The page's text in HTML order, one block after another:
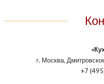
г. Москва,
+7